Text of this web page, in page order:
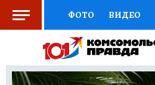
ФОТО ВИДЕО
СОЦПОДДЕРЖКА
ВЫБОР ЭКСПЕРТОВ